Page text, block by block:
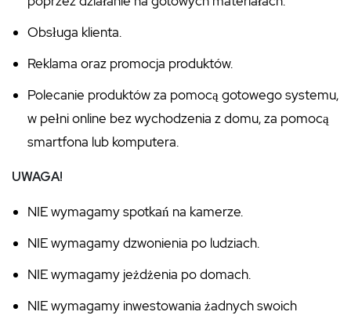
Obsługa klienta.
Reklama oraz promocja produktów.
Polecanie produktów za pomocą gotowego systemu,
w pełni online bez wychodzenia z domu, za pomocą
smartfona lub komputera.
UWAGA!
NIE wymagamy spotkań na kamerze.
NIE wymagamy dzwonienia po ludziach.
NIE wymagamy jeżdżenia po domach.
NIE wymagamy inwestowania żadnych swoich